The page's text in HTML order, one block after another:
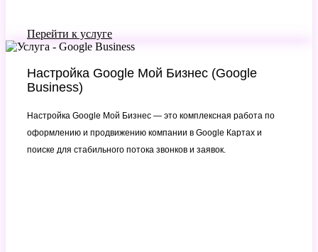
Перейти к услуге
Настройка Google Мой Бизнес (Google
Business)
Настройка Google Мой Бизнес — это комплексная работа по
оформлению и продвижению компании в Google Картах и
поиске для стабильного потока звонков и заявок.